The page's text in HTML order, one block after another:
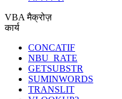
VBA मैक्रोज़
कार्य
CONCATIF
NBU_RATE
GETSUBSTR
SUMINWORDS
TRANSLIT